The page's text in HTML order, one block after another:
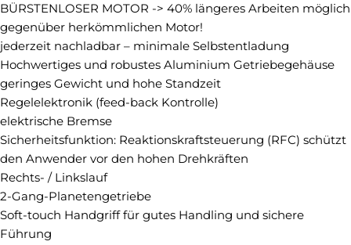
BÜRSTENLOSER MOTOR -> 40% längeres Arbeiten möglich
gegenüber herkömmlichen Motor!
jederzeit nachladbar – minimale Selbstentladung
Hochwertiges und robustes Aluminium Getriebegehäuse
geringes Gewicht und hohe Standzeit
Regelelektronik (feed-back Kontrolle)
elektrische Bremse
Sicherheitsfunktion: Reaktionskraftsteuerung (RFC) schützt
den Anwender vor den hohen Drehkräften
Rechts- / Linkslauf
2-Gang-Planetengetriebe
Soft-touch Handgriff für gutes Handling und sichere
Führung